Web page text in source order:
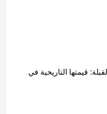
قيمتها التاريخية في